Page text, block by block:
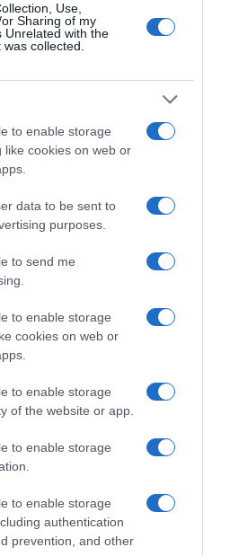
Use,
Sharing of my
Unrelated with the
collected.
to enable storage
like cookies on web or
data to be sent to
purposes.
to send me
to enable storage
cookies on web or
to enable storage
of the website or app.
to enable storage
to enable storage
authentication
prevention, and other